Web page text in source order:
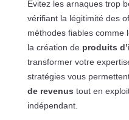
Évitez les arnaques trop
vérifiant la légitimité des
méthodes fiables comme
la création de produits
transformer votre
stratégies vous
de revenus tout en
indépendant.